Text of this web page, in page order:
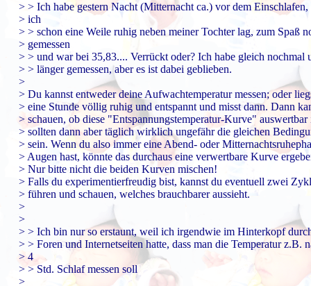
> > Ich habe gestern Nacht (Mitternacht ca.) vor dem Einschlafen,
> ich
> > schon eine Weile ruhig neben meiner Tochter lag, zum Spaß
> gemessen
> > und war bei 35,83.... Verrückt oder? Ich habe gleich nochmal
> > länger gemessen, aber es ist dabei geblieben.
>
> Du kannst entweder deine Aufwachtemperatur messen; oder
> eine Stunde völlig ruhig und entspannt und misst dann. Dann
> schauen, ob diese "Entspannungstemperatur-Kurve" auswertbar
> sollten dann aber täglich wirklich ungefähr die gleichen
> sein. Wenn du also immer eine Abend- oder
> Augen hast, könnte das durchaus eine verwertbare Kurve
> Nur bitte nicht die beiden Kurven mischen!
> Falls du experimentierfreudig bist, kannst du eventuell zwei
> führen und schauen, welches brauchbarer aussieht.
>
>
> > Ich bin nur so erstaunt, weil ich irgendwie im Hinterkopf
> > Foren und Internetseiten hatte, dass man die Temperatur z.B.
> 4
> > Std. Schlaf messen soll
>